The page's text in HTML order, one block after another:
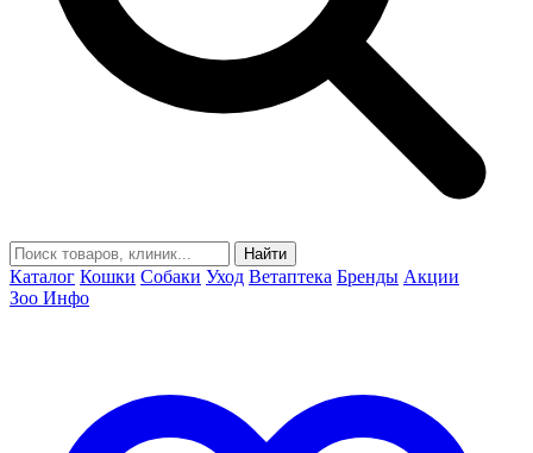
Найти
Каталог Кошки Собаки Уход Ветаптека Бренды Акции
Зоо Инфо